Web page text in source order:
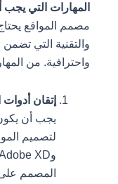
المهارات التي يجب
مصمم المواقع يحتاج
والتقنية التي تضمن
واحترافية. من
إتقان أدوات
يجب أن يكون
المصمم على